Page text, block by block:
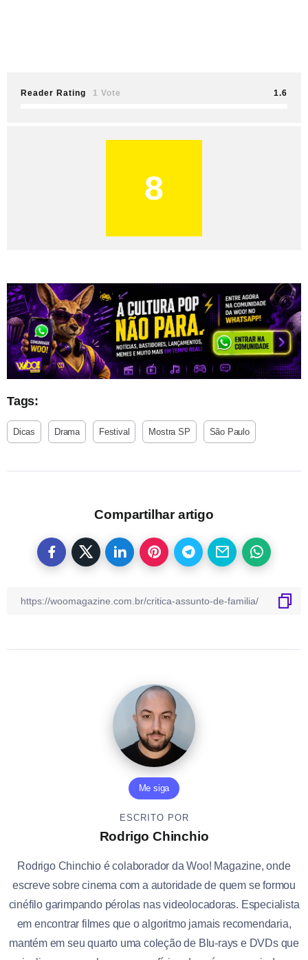
Reader Rating 1 Vote 1.6
8
Tags:
Dicas Drama Festival Mostra SP São Paulo
Compartilhar artigo
Me siga
ESCRITO POR
Rodrigo Chinchio
Rodrigo Chinchio é colaborador da Woo! Magazine, onde
escreve sobre cinema com a autoridade de quem se formou
cinéfilo garimpando pérolas nas videolocadoras. Especialista
em encontrar filmes que o algoritmo jamais recomendaria,
mantém em seu quarto uma coleção de Blu-rays e DVDs que